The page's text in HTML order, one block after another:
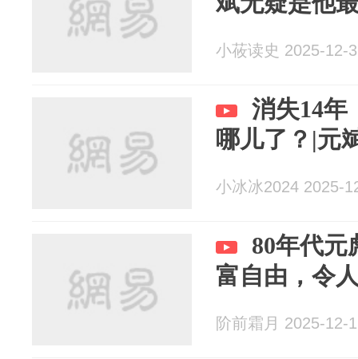
小莜读史 2025-12-
消失14年
哪儿了？|元
小冰冰2024 2025-
80年代元
富自由，令
阶前霜月 2025-12-